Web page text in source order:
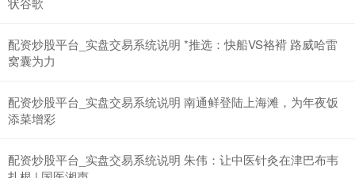
配资炒股平台_实盘交易系统说明 *推选：快船VS袼褙 路威哈雷
窝囊为力
配资炒股平台_实盘交易系统说明 南通鲜登陆上海滩，为年夜饭
添菜增彩
配资炒股平台_实盘交易系统说明 朱伟：让中医针灸在津巴布韦